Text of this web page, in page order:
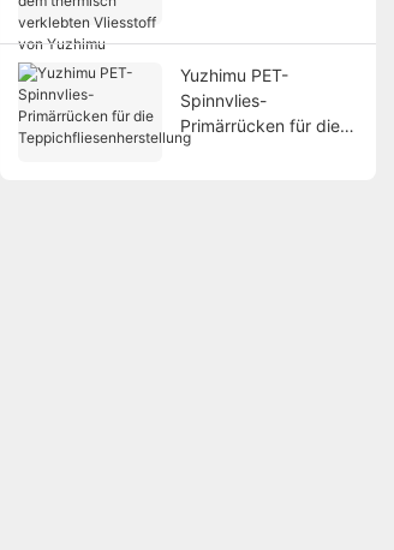
verklebten Vliesstoff
von Yuzhimu
Yuzhimu PET-
Spinnvlies-
Primärrücken für die
Teppichfliesenherstell